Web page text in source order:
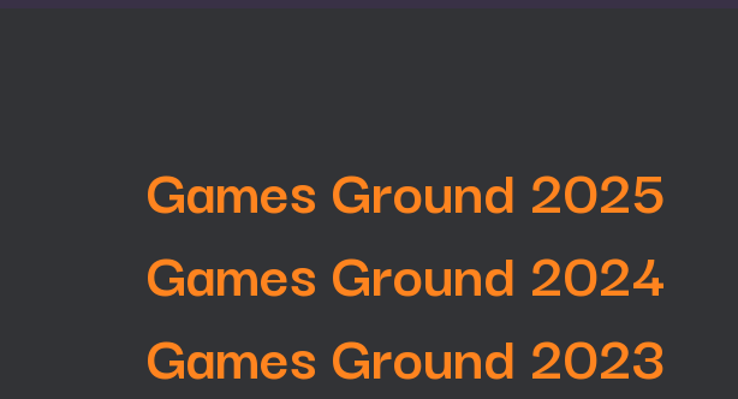
Games Ground 2025
Games Ground 2024
Games Ground 2023